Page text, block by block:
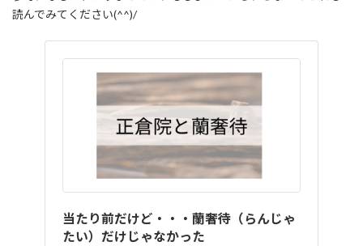
読んでみてください(^^)/
当たり前だけど・・・蘭奢待（らんじゃ
たい）だけじゃなかった